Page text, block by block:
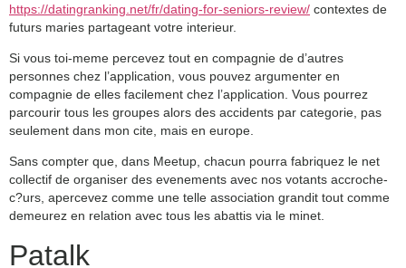
https://datingranking.net/fr/dating-for-seniors-review/ contextes de
futurs maries partageant votre interieur.
Si vous toi-meme percevez tout en compagnie de d’autres
personnes chez l’application, vous pouvez argumenter en
compagnie de elles facilement chez l’application. Vous pourrez
parcourir tous les groupes alors des accidents par categorie, pas
seulement dans mon cite, mais en europe.
Sans compter que, dans Meetup, chacun pourra fabriquez le net
collectif de organiser des evenements avec nos votants accroche-
c?urs, apercevez comme une telle association grandit tout comme
demeurez en relation avec tous les abattis via le minet.
Patalk